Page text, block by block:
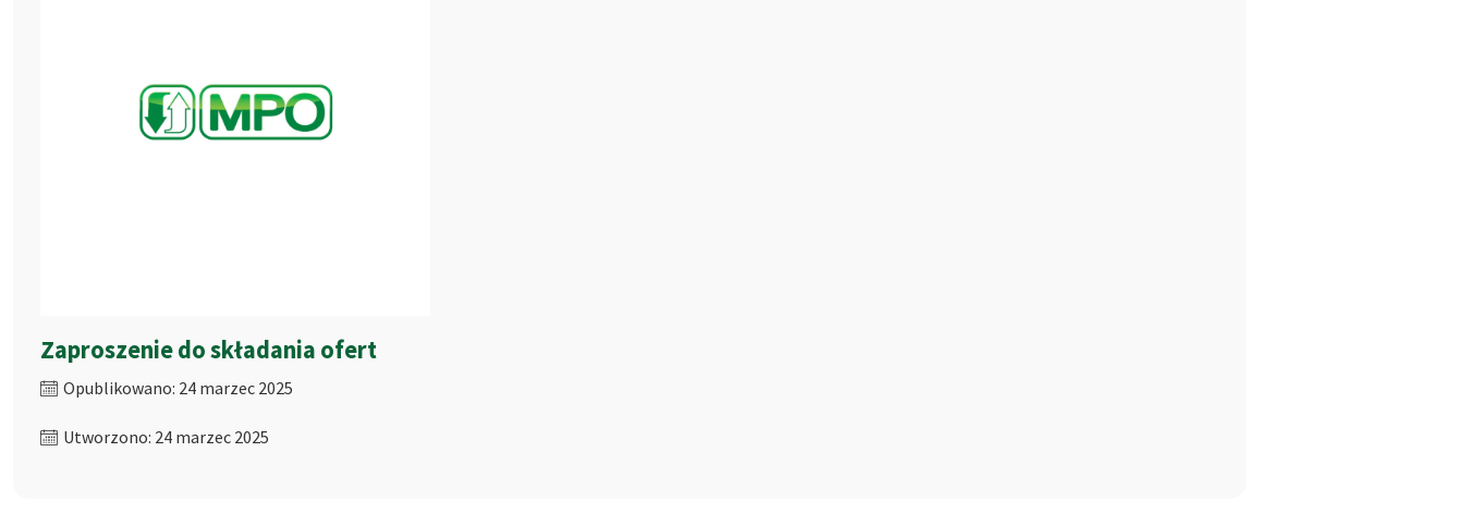
Zaproszenie do składania ofert
Opublikowano: 24 marzec 2025
Utworzono: 24 marzec 2025